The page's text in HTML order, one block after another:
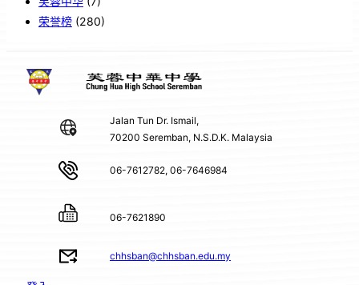
荣誉榜 (280)
Jalan Tun Dr. Ismail,
70200 Seremban, N.S.D.K. Malaysia
06-7612782, 06-7646984
06-7621890
chhsban@chhsban.edu.my